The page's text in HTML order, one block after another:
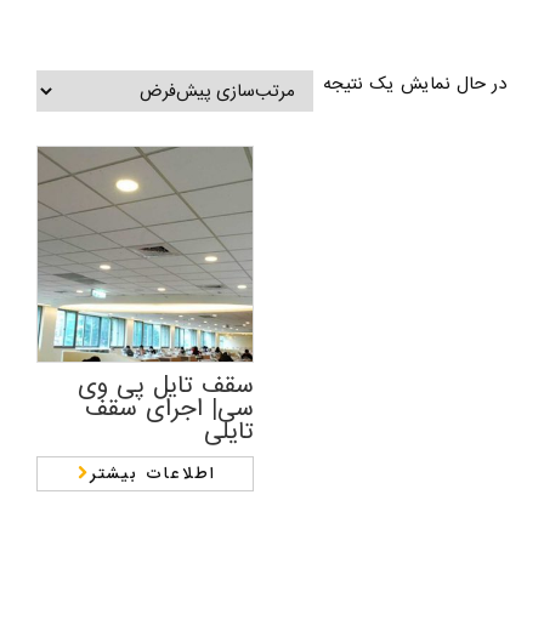
در حال نمایش یک نتیجه
سقف تایل پی وی
سی| اجرای سقف
تایلی
اطلاعات بیشتر